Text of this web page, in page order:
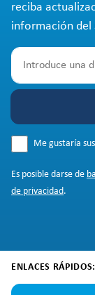
reciba
información del
Me gustaría
Es posible darse de
de privacidad.
ENLACES RÁPIDOS: